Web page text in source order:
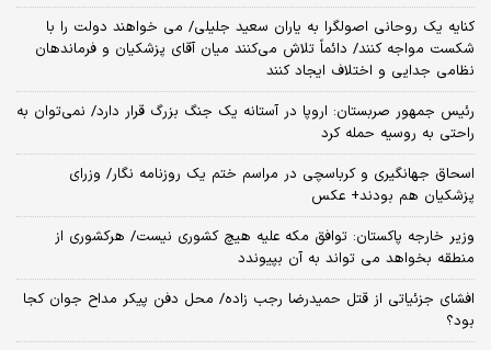
کنایه یک روحانی اصولگرا به یاران سعید جلیلی/ می خواهند دولت را با
شکست مواجه کنند/ دائماً تلاش می‌کنند میان آقای پزشکیان و فرماندهان
نظامی جدایی و اختلاف ایجاد کنند
رئیس جمهور صربستان: اروپا در آستانه یک جنگ بزرگ قرار دارد/ نمی‌توان به
راحتی به روسیه حمله کرد
اسحاق جهانگیری و کرباسچی در مراسم ختم یک روزنامه نگار/ وزرای
پزشکیان هم بودند+ عکس
وزیر خارجه پاکستان: توافق مکه علیه هیچ کشوری نیست/ هرکشوری از
منطقه بخواهد می تواند به آن بپیوندد
افشای جزئیاتی از قتل حمیدرضا رجب زاده/ محل دفن پیکر مداح جوان کجا
بود؟